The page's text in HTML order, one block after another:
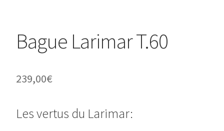
Bague Larimar T.60
239,00€
Les vertus du Larimar: